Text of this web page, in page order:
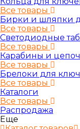
Все товары
Бирки и шляпки
Все товары
Светодиодные
Все товары
Карабины и
Все товары
Брелоки для
Все товары
Каталоги
Все товары
Распродажа
Еще